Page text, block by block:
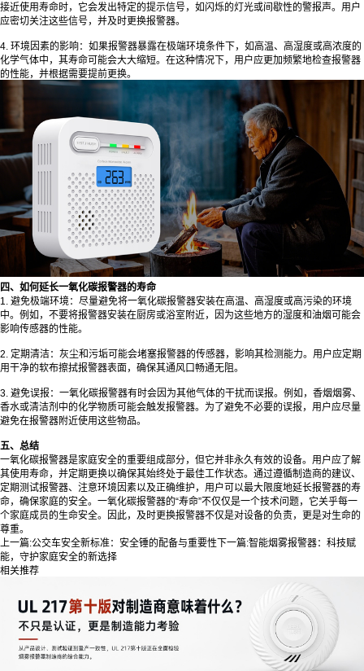
接近使用寿命时，它会发出特定的提示信号，如闪烁的灯光或间歇性的警报声。用户
应密切关注这些信号，并及时更换报警器。
4. 环境因素的影响：如果报警器暴露在极端环境条件下，如高温、高湿度或高浓度的
化学气体中，其寿命可能会大大缩短。在这种情况下，用户应更加频繁地检查报警器
的性能，并根据需要提前更换。
四、如何延长一氧化碳报警器的寿命
1. 避免极端环境：尽量避免将一氧化碳报警器安装在高温、高湿度或高污染的环境
中。例如，不要将报警器安装在厨房或浴室附近，因为这些地方的湿度和油烟可能会
影响传感器的性能。
2. 定期清洁：灰尘和污垢可能会堵塞报警器的传感器，影响其检测能力。用户应定期
用干净的软布擦拭报警器表面，确保其通风口畅通无阻。
3. 避免误报： 一氧化碳报警器有时会因为其他气体的干扰而误报。例如，香烟烟雾、
香水或清洁剂中的化学物质可能会触发报警器。为了避免不必要的误报，用户应尽量
避免在报警器附近使用这些物品。
五、总结
一氧化碳报警器是家庭安全的重要组成部分，但它并非永久有效的设备。用户应了解
其使用寿命，并定期更换以确保其始终处于最佳工作状态。通过遵循制造商的建议、
定期测试报警器、注意环境因素以及正确维护，用户可以最大限度地延长报警器的寿
命，确保家庭的安全。一氧化碳报警器的“寿命”不仅仅是一个技术问题，它关乎每一
个家庭成员的生命安全。因此，及时更换报警器不仅是对设备的负责，更是对生命的
尊重。
上一篇:公交车安全新标准：安全锤的配备与重要性 下一篇:智能烟雾报警器：科技赋
能，守护家庭安全的新选择
相关推荐